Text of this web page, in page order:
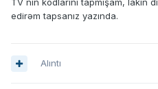
TV`nin kodlarını tapmışam, lakin
edirəm tapsanız yazında.
Alıntı